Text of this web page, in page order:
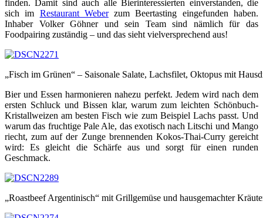
finden. Damit sind auch alle Bierinteressierten einverstanden, die
sich im Restaurant Weberzum Beertasting eingefunden haben.
Inhaber Volker Göhner und sein Team sind nämlich für das
Foodpairing zuständig – und das sieht vielversprechend aus!
„Fisch im Grünen“ – Saisonale Salate, Lachsfilet, Oktopus mit
Bier und Essen harmonieren nahezu perfekt. Jedem wird nach dem
ersten Schluck und Bissen klar, warum zum leichten Schönbuch-
Kristallweizen am besten Fisch wie zum Beispiel Lachs passt. Und
warum das fruchtige Pale Ale, das exotisch nach Litschi und Mango
riecht, zum auf der Zunge brennenden Kokos-Thai-Curry gereicht
wird: Es gleicht die Schärfe aus und sorgt für einen runden
Geschmack.
„Roastbeef Argentinisch“ mit Grillgemüse und hausgemachter